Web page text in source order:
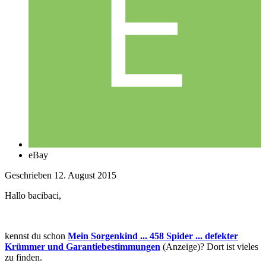
eBay
Geschrieben 12. August 2015
Hallo bacibaci,
kennst du schon Mein Sorgenkind ... 458 Spider ... defekter
Krümmer und Garantiebestimmungen (Anzeige)? Dort ist vieles
zu finden.